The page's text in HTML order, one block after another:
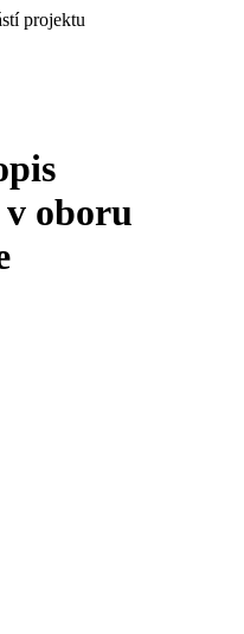
projektu
oboru